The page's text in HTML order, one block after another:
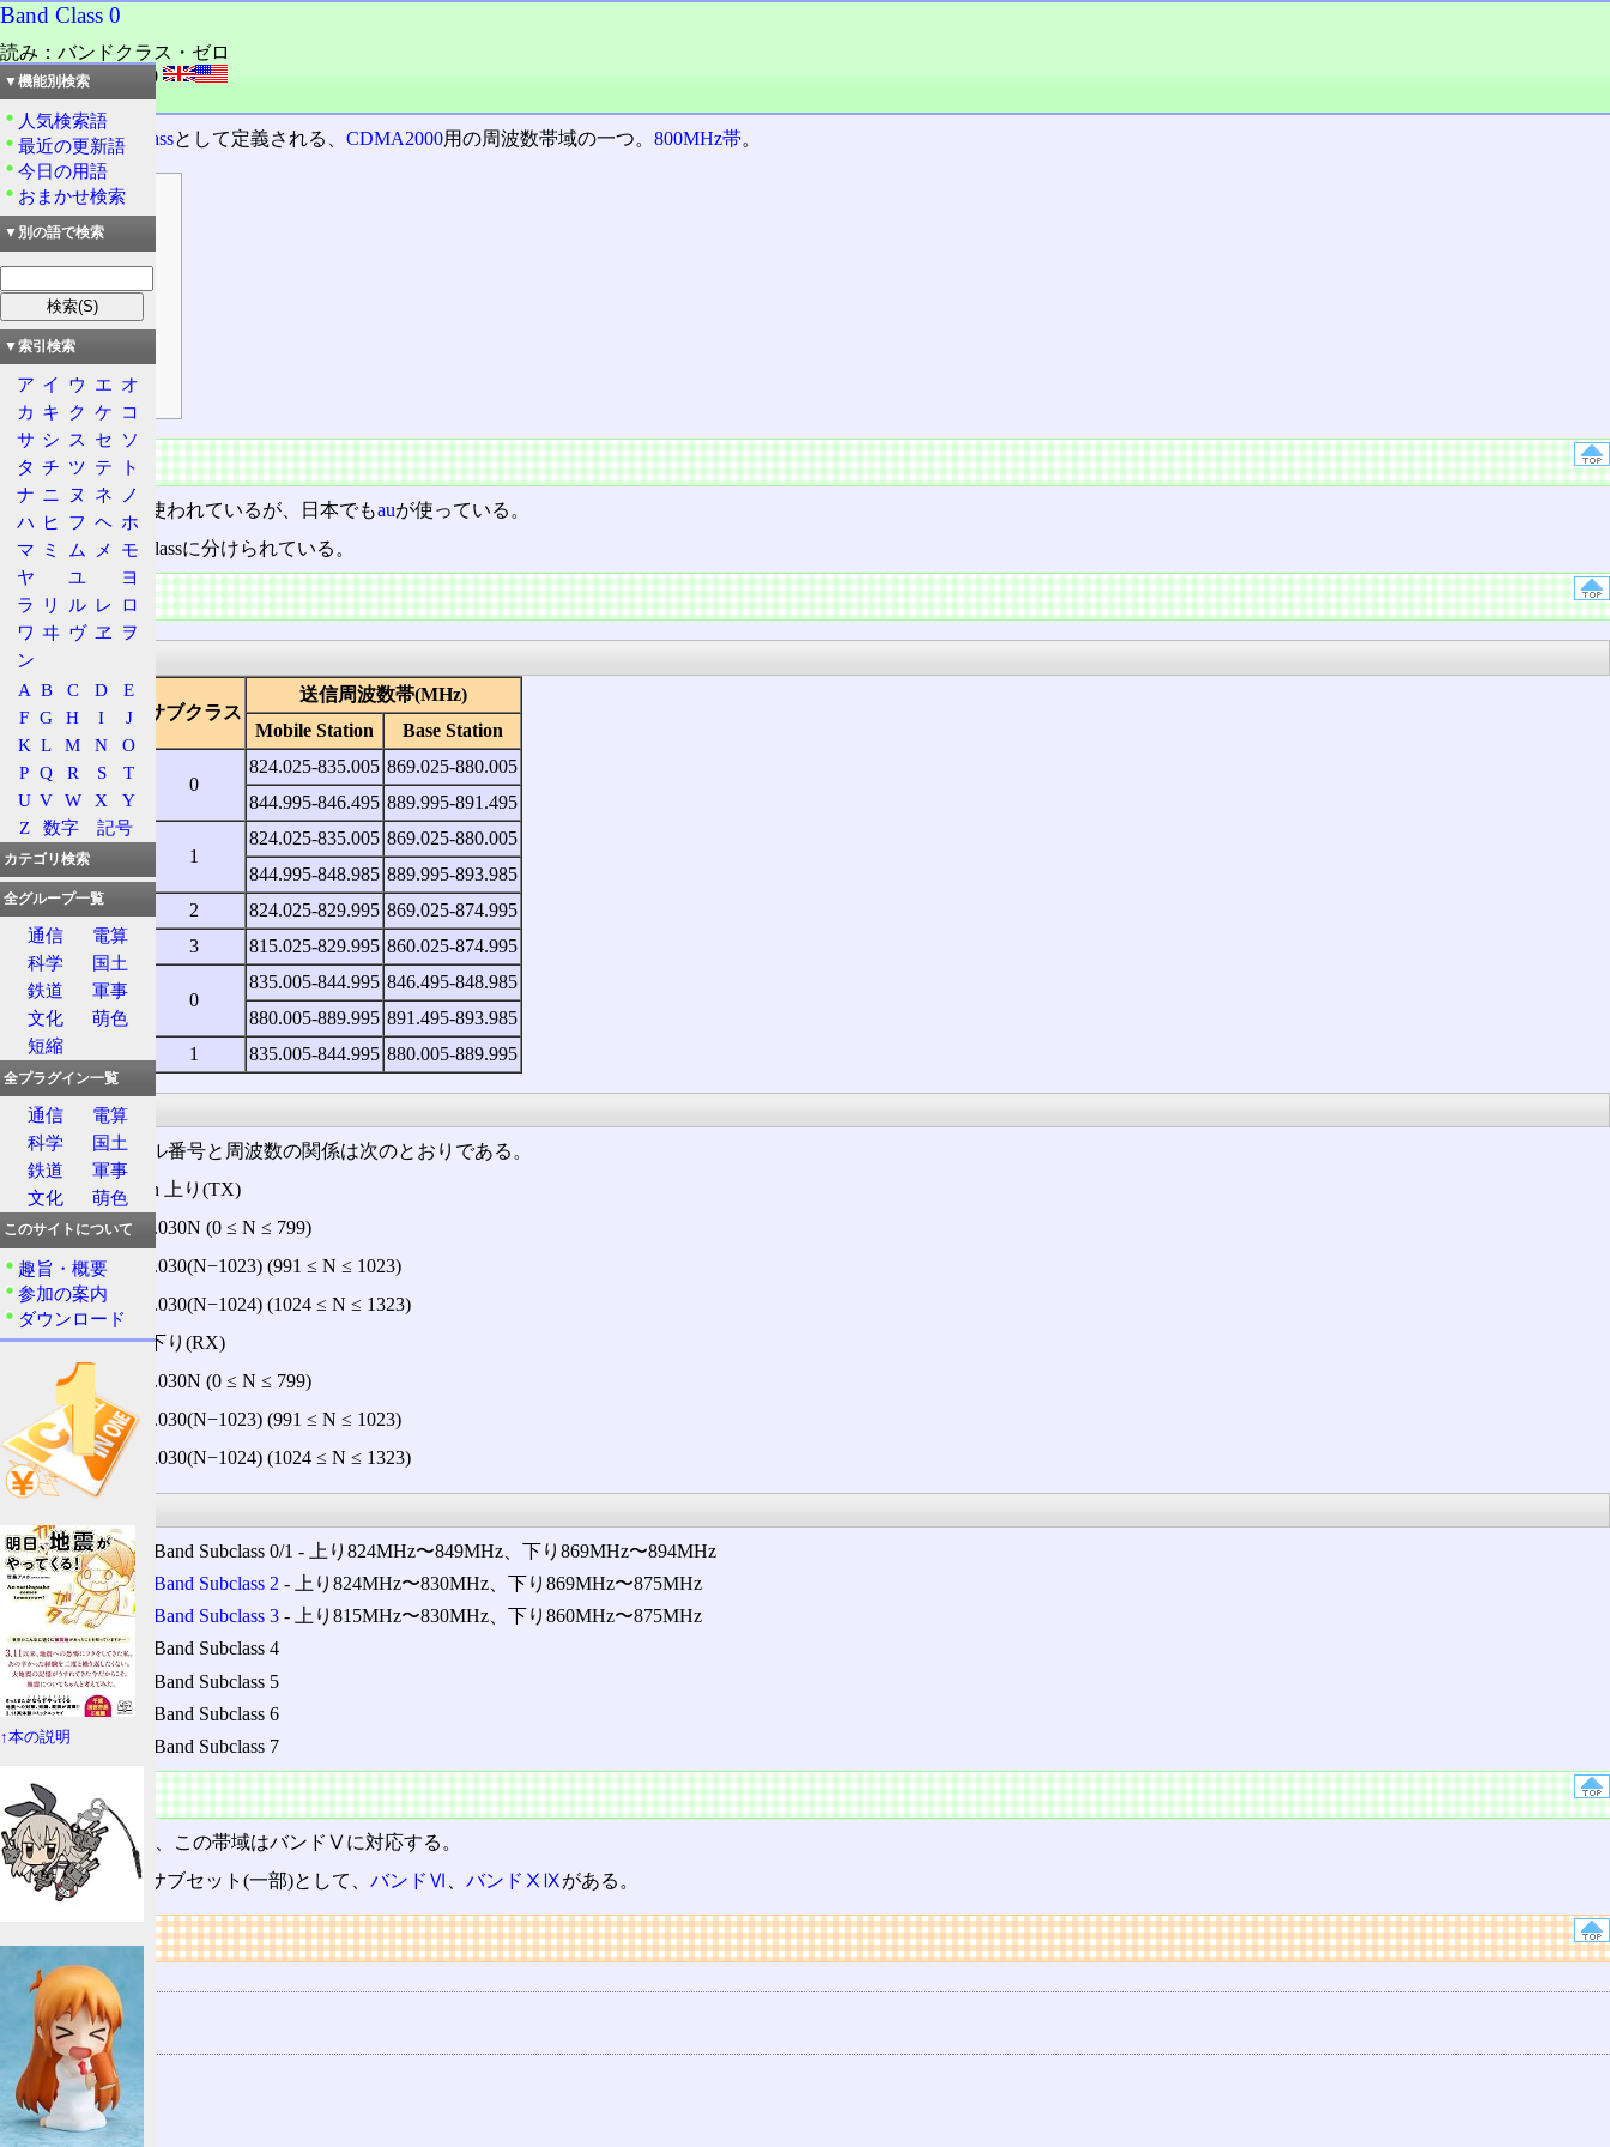
Band Class 0
読み：バンドクラス・ゼロ
外語：Band Class 0
品詞：名詞
3GPP2のBand Classとして定義される、CDMA2000用の周波数帯域の一つ。800MHz帯。
目次
概要
特徴
周波数帯
チャンネル
サブクラス
3GPP
概要
主として北米で使われているが、日本でもauが使っている。
複数のBand Subclassに分けられている。
特徴
周波数帯
システム指定子 サブクラス
送信周波数帯(MHz)
Mobile Station
Base Station
A
0
824.025‐835.005 869.025‐880.005
844.995‐846.495 889.995‐891.495
1
824.025‐835.005 869.025‐880.005
844.995‐848.985 889.995‐893.985
2
824.025‐829.995 869.025‐874.995
3
815.025‐829.995 860.025‐874.995
0
835.005‐844.995 846.495‐848.985
880.005‐889.995 891.495‐893.985
1
835.005‐844.995 880.005‐889.995
チャンネル
CDMAチャンネル番号と周波数の関係は次のとおりである。
Mobile Station 上り(TX)
825.000 + 0.030N (0 ≤ N ≤ 799)
825.000 + 0.030(N−1023) (991 ≤ N ≤ 1023)
815.040 + 0.030(N−1024) (1024 ≤ N ≤ 1323)
Base Station 下り(RX)
870.000 + 0.030N (0 ≤ N ≤ 799)
870.000 + 0.030(N−1023) (991 ≤ N ≤ 1023)
860.040 + 0.030(N−1024) (1024 ≤ N ≤ 1323)
サブクラス
Band Class 0 Band Subclass 0/1 ‐ 上り824MHz〜849MHz、下り869MHz〜894MHz
Band Class 0 Band Subclass 2 ‐ 上り824MHz〜830MHz、下り869MHz〜875MHz
Band Class 0 Band Subclass 3 ‐ 上り815MHz〜830MHz、下り860MHz〜875MHz
Band Class 0 Band Subclass 4
Band Class 0 Band Subclass 5
Band Class 0 Band Subclass 6
Band Class 0 Band Subclass 7
3GPP
3GPP周波数
では、この帯域はバンドⅤに対応する。
またバンドⅤのサブセット(一部)として、バンドⅥ 、バンドⅩⅨがある。
用語の所属
Band Class
関連する用語
Band Class 1
Band Class 3
バンドⅥ
▼機能別検索
人気検索語
最近の更新語
今日の用語
おまかせ検索
▼別の語で検索
▼索引検索
ア イ ウ エ オ
カ キ ク ケ コ
サ シ ス セ ソ
タ チ ツ テ
ト
ナ ニ ヌ ネ
ノ
ハ ヒ フ ヘ ホ
マ ミ ム メ
モ
ヤ
ユ
ヨ
ラ
リ ル レ ロ
ワ ヰ ヴ ヱ
ヲ
ン
A B C D
E
F G H I
J
K L M N
O
P Q R S
T
U V W X
Y
Z
数字 記号
カテゴリ検索
全グループ一覧
通信
電算
科学
国土
鉄道
軍事
文化
萌色
短縮
全プラグイン一覧
通信
電算
科学
国土
鉄道
軍事
文化
萌色
このサイトについて
趣旨・概要
参加の案内
ダウンロード
↑本の説明